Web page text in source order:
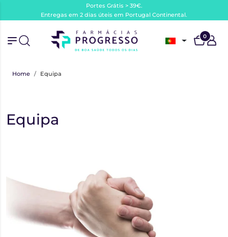
Portes Grátis > 39€.
Entregas em 2 dias úteis em Portugal Continental.
0
Home Equipa
Equipa